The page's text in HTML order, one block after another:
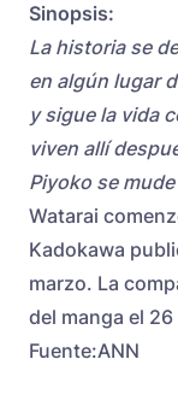
Sinopsis:
La historia se
en algún lugar
y sigue la vida
viven allí
Piyoko se
Watarai
Kadokawa
marzo. La
del manga el
Fuente:ANN